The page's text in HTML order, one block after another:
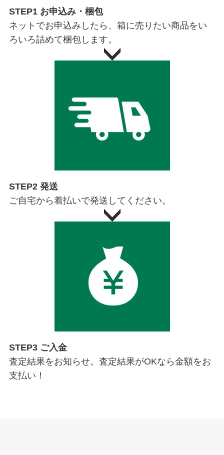
STEP1 お申込み・梱包
ネットでお申込みしたら、箱に売りたい商品をい
ろいろ詰めて梱包します。
STEP2 発送
ご自宅から着払いで発送してください。
STEP3 ご入金
査定結果をお知らせ。査定結果がOKなら金額をお
支払い！